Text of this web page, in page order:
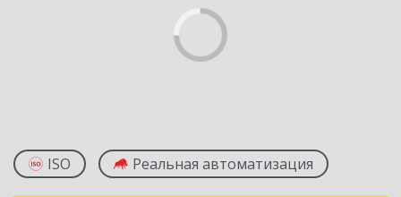
ISO Реальная автоматизация